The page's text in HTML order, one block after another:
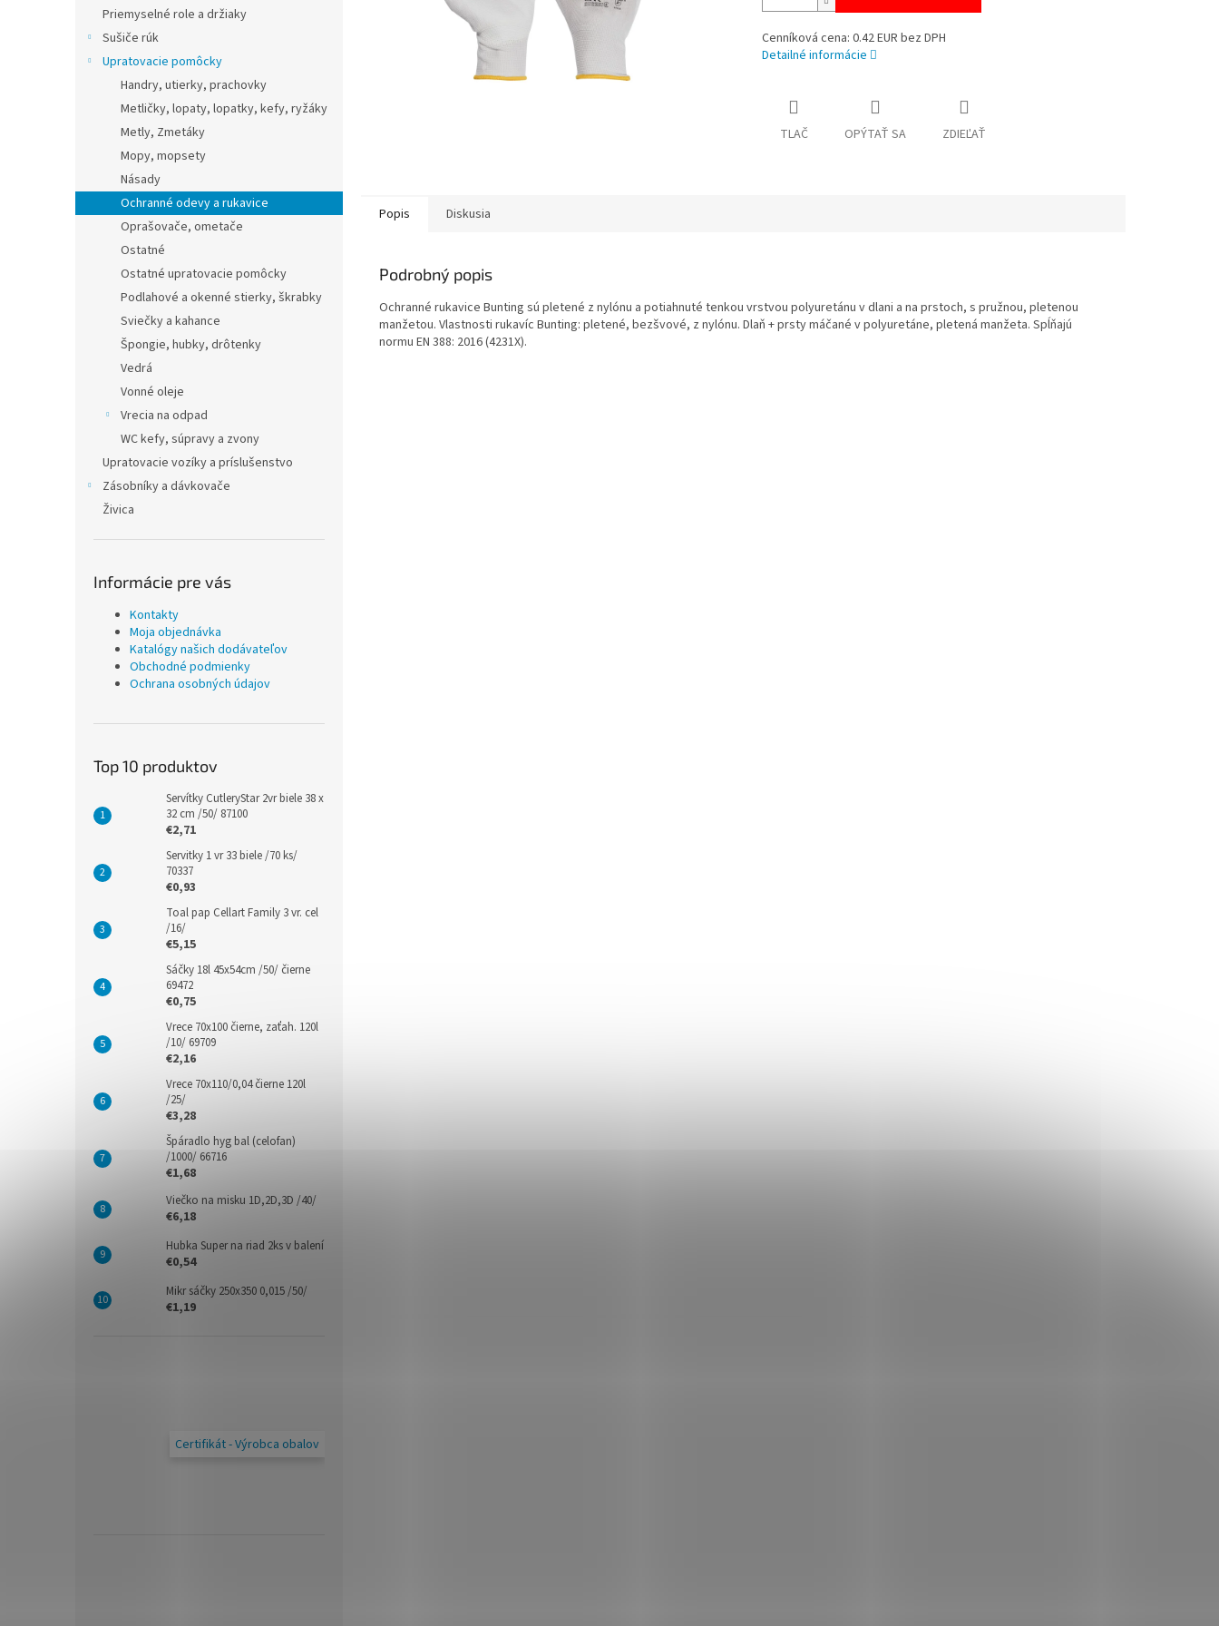
Priemyselné role a držiaky
Sušiče rúk
Upratovacie pomôcky
Handry, utierky, prachovky
Metličky, lopaty, lopatky, kefy, ryžáky
Metly, Zmetáky
Mopy, mopsety
Násady
Ochranné odevy a rukavice
Oprašovače, ometače
Ostatné
Ostatné upratovacie pomôcky
Podlahové a okenné stierky, škrabky
Sviečky a kahance
Špongie, hubky, drôtenky
Vedrá
Vonné oleje
Vrecia na odpad
WC kefy, súpravy a zvony
Upratovacie vozíky a príslušenstvo
Zásobníky a dávkovače
Živica
Informácie pre vás
Kontakty
Moja objednávka
Katalógy našich dodávateľov
Obchodné podmienky
Ochrana osobných údajov
Top 10 produktov
Servítky CutleryStar 2vr biele 38 x
32 cm /50/ 87100
€2,71
Servitky 1 vr 33 biele /70 ks/
70337
€0,93
Toal pap Cellart Family 3 vr. cel
/16/
€5,15
Sáčky 18l 45x54cm /50/ čierne
69472
€0,75
Vrece 70x100 čierne, zaťah. 120l
/10/ 69709
€2,16
Vrece 70x110/0,04 čierne 120l
/25/
€3,28
Špáradlo hyg bal (celofan)
/1000/ 66716
€1,68
Viečko na misku 1D,2D,3D /40/
€6,18
Hubka Super na riad 2ks v balení
€0,54
Mikr sáčky 250x350 0,015 /50/
€1,19
Certifikát - Výrobca obalov
Cenníková cena: 0.42 EUR bez DPH
Detailné informácie
TLAČ OPÝTAŤ SA ZDIEĽAŤ
Popis Diskusia
Podrobný popis
Ochranné rukavice Bunting sú pletené z nylónu a potiahnuté tenkou vrstvou polyuretánu v dlani a na prstoch, s pružnou, pletenou
manžetou. Vlastnosti rukavíc Bunting: pletené, bezšvové, z nylónu. Dlaň + prsty máčané v polyuretáne, pletená manžeta. Spĺňajú
normu EN 388: 2016 (4231X).